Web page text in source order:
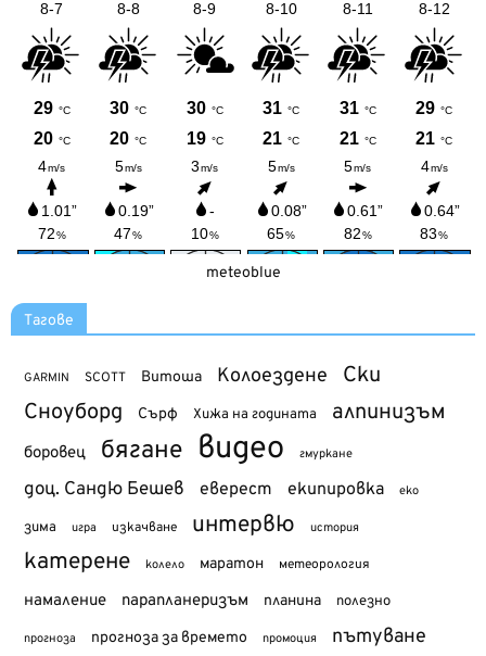
meteoblue
Тагове
GARMIN SCOTT Витоша Колоездене Ски
Сноуборд Сърф Хижа на годината алпинизъм
боровец бягане видео гмуркане
доц. Сандю Бешев еверест екипировка еко
зима игра изкачване интервю история
катерене колело маратон метеорология
намаление парапланеризъм планина полезно
прогноза прогноза за времето промоция пътуване